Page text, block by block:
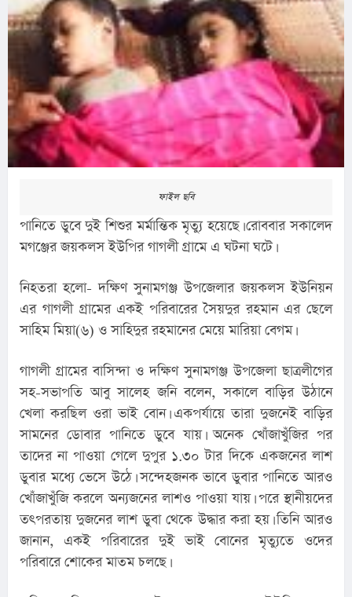
ফাইল ছবি
পানিতে ডুবে দুই শিশুর মর্মান্তিক মৃত্যু হয়েছে। রোববার সকালেদ
মগঞ্জের জয়কলস ইউপির গাগলী গ্রামে এ ঘটনা ঘটে।
নিহতরা হলো- দক্ষিণ সুনামগঞ্জ উপজেলার জয়কলস ইউনিয়ন
এর গাগলী গ্রামের একই পরিবারের সৈয়দুর রহমান এর ছেলে
সাহিম মিয়া(৬) ও সাহিদুর রহমানের মেয়ে মারিয়া বেগম।
গাগলী গ্রামের বাসিন্দা ও দক্ষিণ সুনামগঞ্জ উপজেলা ছাত্রলীগের
সহ-সভাপতি আবু সালেহ জনি বলেন, সকালে বাড়ির উঠানে
খেলা করছিল ওরা ভাই বোন। একপর্যায়ে তারা দুজনেই বাড়ির
সামনের ডোবার পানিতে ডুবে যায়। অনেক খোঁজাখুঁজির পর
তাদের না পাওয়া গেলে দুপুর ১.৩০ টার দিকে একজনের লাশ
ডুবার মধ্যে ভেসে উঠে। সন্দেহজনক ভাবে ডুবার পানিতে আরও
খোঁজাখুঁজি করলে অন্যজনের লাশও পাওয়া যায়। পরে স্থানীয়দের
তৎপরতায় দুজনের লাশ ডুবা থেকে উদ্ধার করা হয়। তিনি আরও
জানান, একই পরিবারের দুই ভাই বোনের মৃত্যুতে ওদের
পরিবারে শোকের মাতম চলছে।